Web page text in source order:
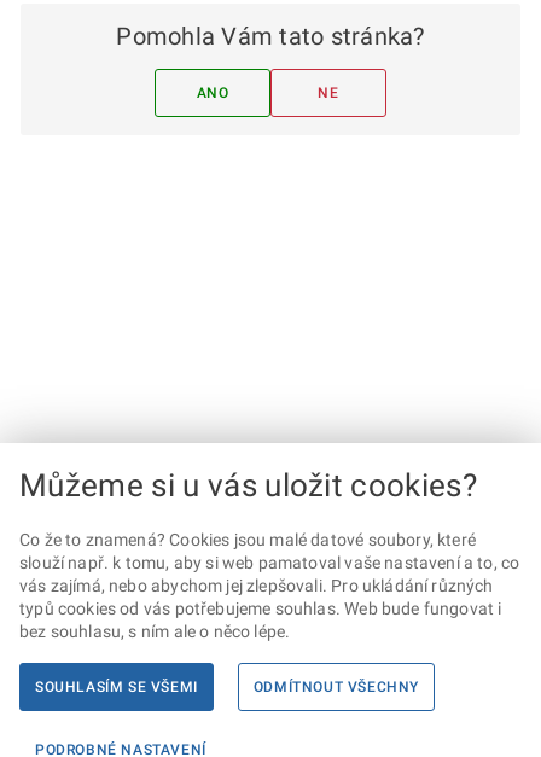
Pomohla Vám tato stránka?
ANO NE
Můžeme si u vás uložit cookies?
Co že to znamená? Cookies jsou malé datové soubory, které
slouží např. k tomu, aby si web pamatoval vaše nastavení a to, co
vás zajímá, nebo abychom jej zlepšovali. Pro ukládání různých
typů cookies od vás potřebujeme souhlas. Web bude fungovat i
bez souhlasu, s ním ale o něco lépe.
SOUHLASÍM SE VŠEMI ODMÍTNOUT VŠECHNY
PODROBNÉ NASTAVENÍ